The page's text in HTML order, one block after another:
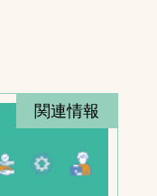
関連情報